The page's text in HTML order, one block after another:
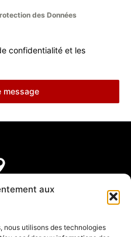
aux
nous utilisons des technologies
des Données
confidentialité et les
message